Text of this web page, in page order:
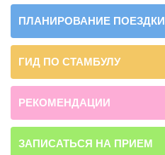
ПЛАНИРОВАНИЕ
ГИД ПО СТАМБУЛУ
РЕКОМЕНДАЦИИ
ЗАПИСАТЬСЯ НА ПРИЕМ